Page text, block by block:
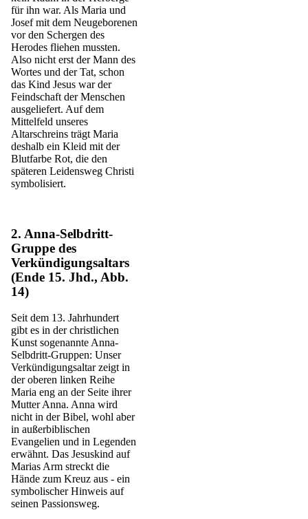
für ihn war. Als Maria und
Josef mit dem Neugeborenen
vor den Schergen des
Herodes fliehen mussten.
Also nicht erst der Mann des
Wortes und der Tat, schon
das Kind Jesus war der
Feindschaft der Menschen
ausgeliefert. Auf dem
Mittelfeld unseres
Altarschreins trägt Maria
deshalb ein Kleid mit der
Blutfarbe Rot, die den
späteren Leidensweg Christi
symbolisiert.
2. Anna-Selbdritt-
Gruppe des
Verkündigungsaltars
(Ende 15. Jhd., Abb.
14)
Seit dem 13. Jahrhundert
gibt es in der christlichen
Kunst sogenannte Anna-
Selbdritt-Gruppen: Unser
Verkündigungsaltar zeigt in
der oberen linken Reihe
Maria eng an der Seite ihrer
Mutter Anna. Anna wird
nicht in der Bibel, wohl aber
in außerbiblischen
Evangelien und in Legenden
erwähnt. Das Jesuskind auf
Marias Arm streckt die
Hände zum Kreuz aus - ein
symbolischer Hinweis auf
seinen Passionsweg.